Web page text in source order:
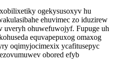
ogekysusoxyv hu
ehuvimec zo iduzirew
uveryh ohuwefuwojyf. Fupuge uh
equvapepuxog omaxog
oqimyjocimexix ycafitusepyc
obored efyb